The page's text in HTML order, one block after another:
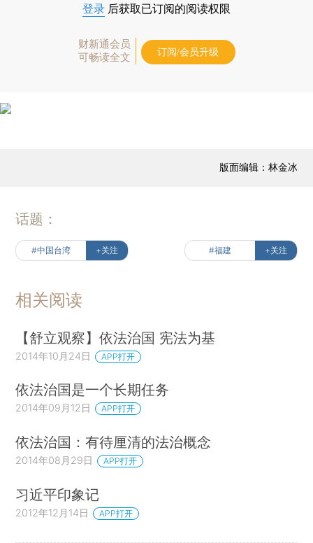
登录 后获取已订阅的阅读权限
财新通会员
可畅读全文
订阅/会员升级
版面编辑：林金冰
话题：
#中国台湾 +关注 #福建 +关注
相关阅读
【舒立观察】依法治国 宪法为基
2014年10月24日 APP打开
依法治国是一个长期任务
2014年09月12日 APP打开
依法治国：有待厘清的法治概念
2014年08月29日 APP打开
习近平印象记
2012年12月14日 APP打开